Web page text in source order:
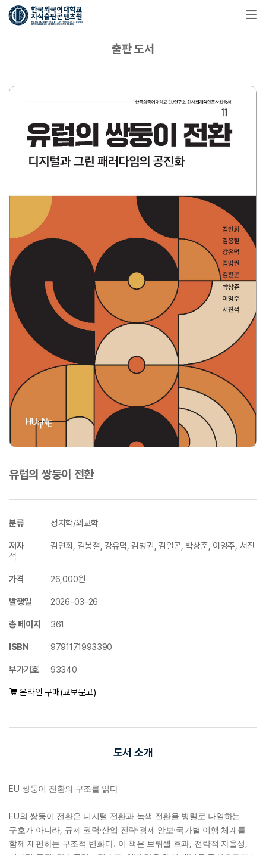
출판 도서
유럽의 쌍둥이 전환
분류 정치학/외교학
저자
김면회, 김봉철, 강유덕, 김병권, 김일곤, 박상준, 이영주, 서진
석
가격 26,000원
발행일 2026-03-26
총 페이지 361
ISBN 9791171993390
부가기호 93340
온라인 구매(교보문고)
도서 소개
EU 쌍둥이 전환의 구조를 읽다
EU의 쌍둥이 전환은 디지털 전환과 녹색 전환을 병렬로 나열하는
구호가 아니라, 규제 권력·산업 전략·경제 안보·국가별 이행 체계를
함께 재편하는 구조적 변화다. 이 책은 브뤼셀 효과, 전략적 자율성 ,